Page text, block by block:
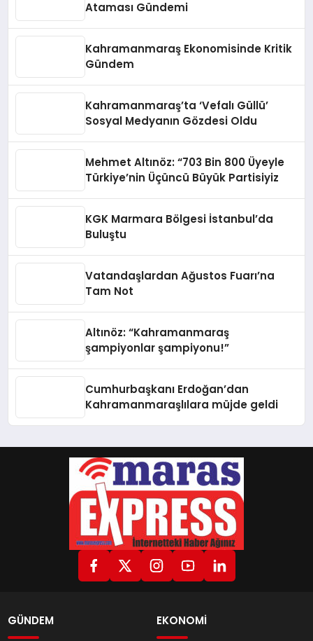
Ataması Gündemi
Kahramanmaraş Ekonomisinde Kritik
Gündem
Kahramanmaraş’ta ‘Vefalı Güllü’
Sosyal Medyanın Gözdesi Oldu
Mehmet Altınöz: “703 Bin 800 Üyeyle
Türkiye’nin Üçüncü Büyük Partisiyiz
KGK Marmara Bölgesi İstanbul’da
Buluştu
Vatandaşlardan Ağustos Fuarı’na
Tam Not
Altınöz: “Kahramanmaraş
şampiyonlar şampiyonu!”
Cumhurbaşkanı Erdoğan’dan
Kahramanmaraşlılara müjde geldi
GÜNDEM EKONOMİ